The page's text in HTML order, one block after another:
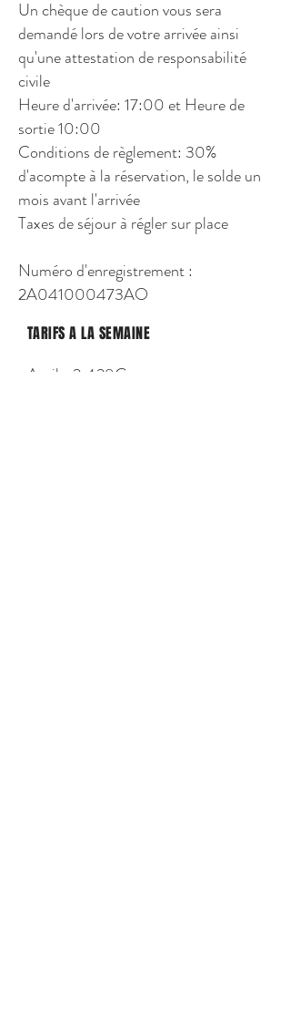
Un chèque de caution vous sera
demandé lors de votre arrivée ainsi
qu'une attestation de responsabilité
civile
Heure d'arrivée: 17:00 et Heure de
sortie 10:00
Conditions de règlement: 30%
d'acompte à la réservation, le solde un
mois avant l'arrivée
Taxes de séjour à régler sur place
Numéro d'enregistrement :
2A041000473AO
TARIFS A LA SEMAINE
Avril : 2 428€